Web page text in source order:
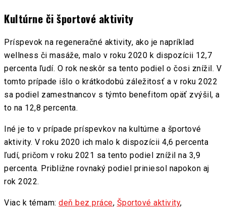
Kultúrne či športové aktivity
Príspevok na regeneračné aktivity, ako je napríklad
wellness či masáže, malo v roku 2020 k dispozícii 12,7
percenta ľudí. O rok neskôr sa tento podiel o čosi znížil. V
tomto prípade išlo o krátkodobú záležitosť a v roku 2022
sa podiel zamestnancov s týmto benefitom opäť zvýšil, a
to na 12,8 percenta.
Iné je to v prípade príspevkov na kultúrne a športové
aktivity. V roku 2020 ich malo k dispozícii 4,6 percenta
ľudí, pričom v roku 2021 sa tento podiel znížil na 3,9
percenta. Približne rovnaký podiel priniesol napokon aj
rok 2022.
Viac k témam: deň bez práce, Športové aktivity,